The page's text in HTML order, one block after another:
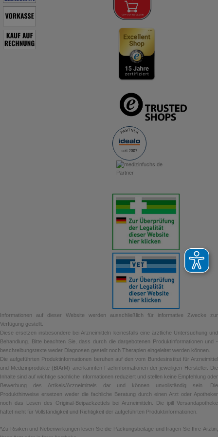
Informationen auf dieser Website werden ausschließlich für informative Zwecke zur
Verfügung gestellt.
Diese ersetzen insbesondere bei Arzneimitteln keinesfalls eine ärztliche Untersuchung und
Behandlung. Bitte beachten Sie, dass durch die dargebotenen Produktinformationen und -
beschreibungstexte weder Diagnosen gestellt noch Therapien eingeleitet werden können.
Die aufgeführten Produktinformationen beruhen auf den vom Bundesinstitut für Arzneimittel
und Medizinprodukte (BfArM) anerkannten Fachinformationen der jeweiligen Hersteller. Die
Inhalte sind auf wichtige sachliche Informationen reduziert und stellen keine Empfehlung oder
Bewerbung des Artikels/Arzneimittels dar und können unvollständig sein. Die
Produkthinweise ersetzen weder die fachliche Beratung durch einen Arzt oder Apotheker
noch das Lesen des Original-Beipackzettels bei Arzneimitteln. Die ipill Versandapotheke
haftet nicht für Vollständigkeit und Richtigkeit der aufgeführten Produktinformationen.
*Zu Risiken und Nebenwirkungen lesen Sie die Packungsbeilage und fragen Sie Ihre Ärztin,